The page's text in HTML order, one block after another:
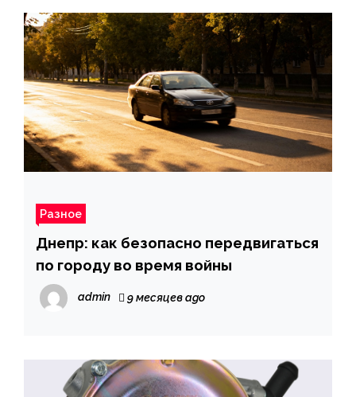
Разное
Днепр: как безопасно передвигаться
по городу во время войны
admin 9 месяцев ago